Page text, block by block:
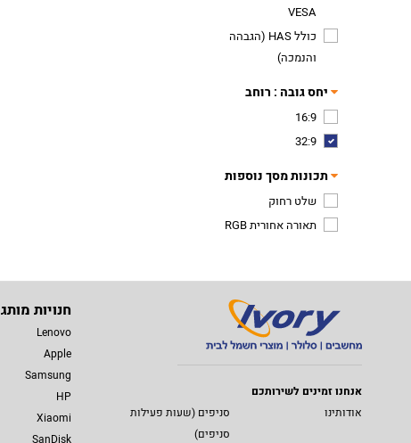
VESA
כולל HAS (הגבהה
והנמכה)
יחס גובה : רוחב
16:9
32:9
תכונות מסך נוספות
שלט רחוק
תאורה אחורית RGB
אנחנו זמינים לשירותכם
אודותינו
סניפים (שעות פעילות
סניפים)
חנויות מותג
Lenovo
Apple
Samsung
HP
Xiaomi
SanDisk